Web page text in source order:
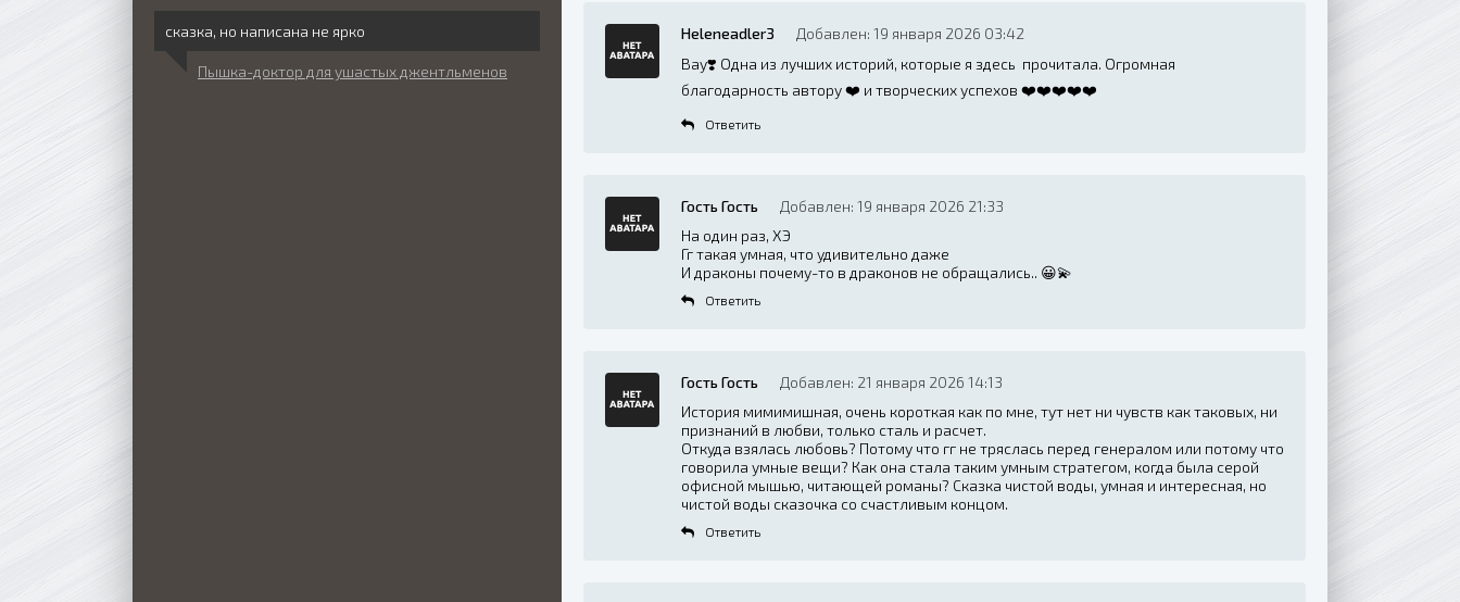
Heleneadler3
Добавлен: 19 января 2026 03:42
Вау❣️ Одна из лучших историй, которые я здесь прочитала. Огромная
благодарность автору ❤️ и творческих успехов ❤️❤️❤️❤️❤️
Ответить
Гость Гость
Добавлен: 19 января 2026 21:33
На один раз, ХЭ
Гг такая умная, что удивительно даже
И драконы почему-то в драконов не обращались.. 😀💫
Ответить
Гость Гость
Добавлен: 21 января 2026 14:13
История мимимишная, очень короткая как по мне, тут нет ни чувств как таковых, ни
признаний в любви, только сталь и расчет.
Откуда взялась любовь? Потому что гг не тряслась перед генералом или потому что
говорила умные вещи? Как она стала таким умным стратегом, когда была серой
офисной мышью, читающей романы? Сказка чистой воды, умная и интересная, но
чистой воды сказочка со счастливым концом.
Ответить
сказка, но написана не ярко
Пышка-доктор для ушастых джентльменов